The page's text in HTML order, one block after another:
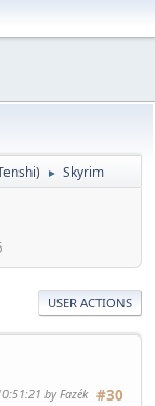
) ► Skyrim
USER ACTIONS
#30
by Fazék